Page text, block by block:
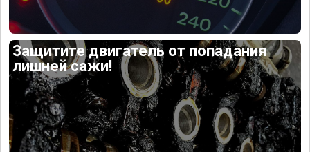
Защитите двигатель от попадания
лишней сажи!